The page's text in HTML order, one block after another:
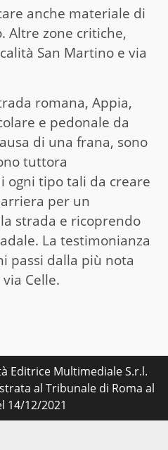
anche materiale di
Altre zone critiche,
San Martino e via
romana, Appia,
e pedonale da
di una frana, sono
tuttora
tipo tali da creare
per un
strada e ricoprendo
La testimonianza
passi dalla più nota
Celle.
Editrice Multimediale S.r.l.
al Tribunale di Roma al
14/12/2021